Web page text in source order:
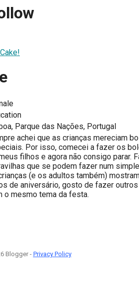
Parque das Nações, Portugal
achei que as crianças mereciam
Por isso, comecei a fazer os
filhos e agora não consigo parar.
que se podem fazer num
(e os adultos também)
de aniversário, gosto de fazer
o mesmo tema da festa.
Blogger - Privacy Policy